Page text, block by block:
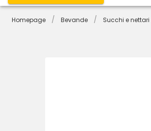
Homepage / Bevande / Succhi e nettari